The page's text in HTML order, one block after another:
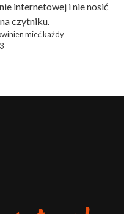
internetowej i nie nosić
czytniku.
mieć każdy